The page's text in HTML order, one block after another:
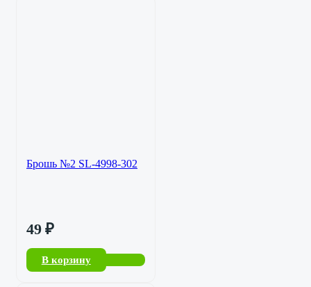
Брошь №2 SL-4998-302
49 ₽
В корзину